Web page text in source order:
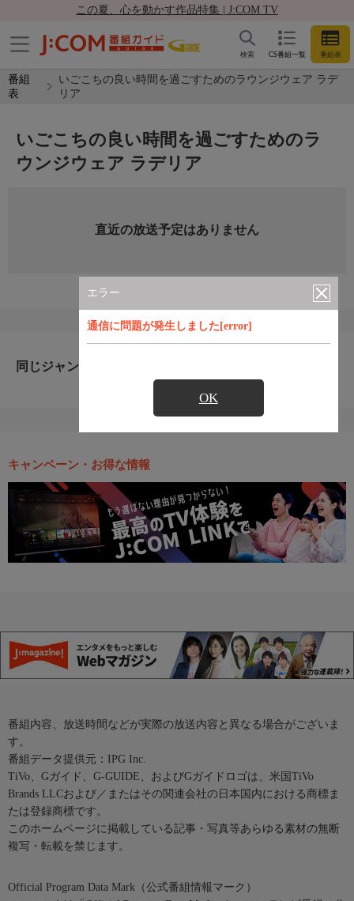
この夏、心を動かす作品特集 | J:COM TV
CS番組一覧 番組表
検索
番組
表
いごこちの良い時間を過ごすためのラウンジウェア ラデ
リア
エラー
通信に問題が発生しました[error]
OK
いごこちの良い時間を過ごすためのラ
ウンジウェア ラデリア
直近の放送予定はありません
同じジャンルのおすすめ番組
キャンペーン・お得な情報
番組内容、放送時間などが実際の放送内容と異なる場合がございま
す。
番組データ提供元：IPG Inc.
TiVo、Gガイド、G-GUIDE、およびGガイドロゴは、米国TiVo
Brands LLCおよび／またはその関連会社の日本国内における商標ま
たは登録商標です。
このホームページに掲載している記事・写真等あらゆる素材の無断
複写・転載を禁じます。
Official Program Data Mark（公式番組情報マーク）